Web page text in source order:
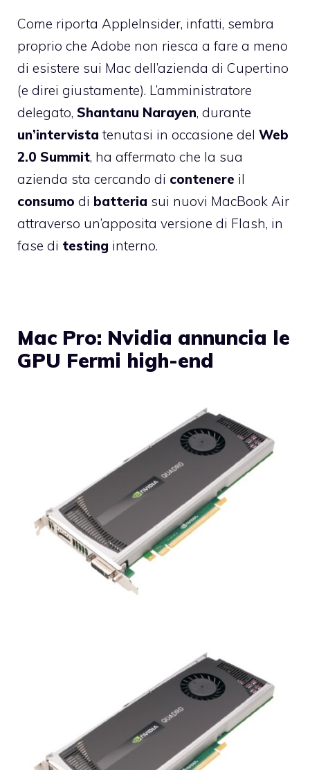
Come riporta AppleInsider, infatti, sembra
proprio che Adobe non riesca a fare a meno
di esistere sui Mac dell’azienda di Cupertino
(e direi giustamente). L’amministratore
delegato, Shantanu Narayen, durante
un’intervista tenutasi in occasione del Web
2.0 Summit, ha affermato che la sua
azienda sta cercando di contenere il
consumo di batteria sui nuovi MacBook Air
attraverso un’apposita versione di Flash, in
fase di testing interno.
Mac Pro: Nvidia annuncia le
GPU Fermi high-end